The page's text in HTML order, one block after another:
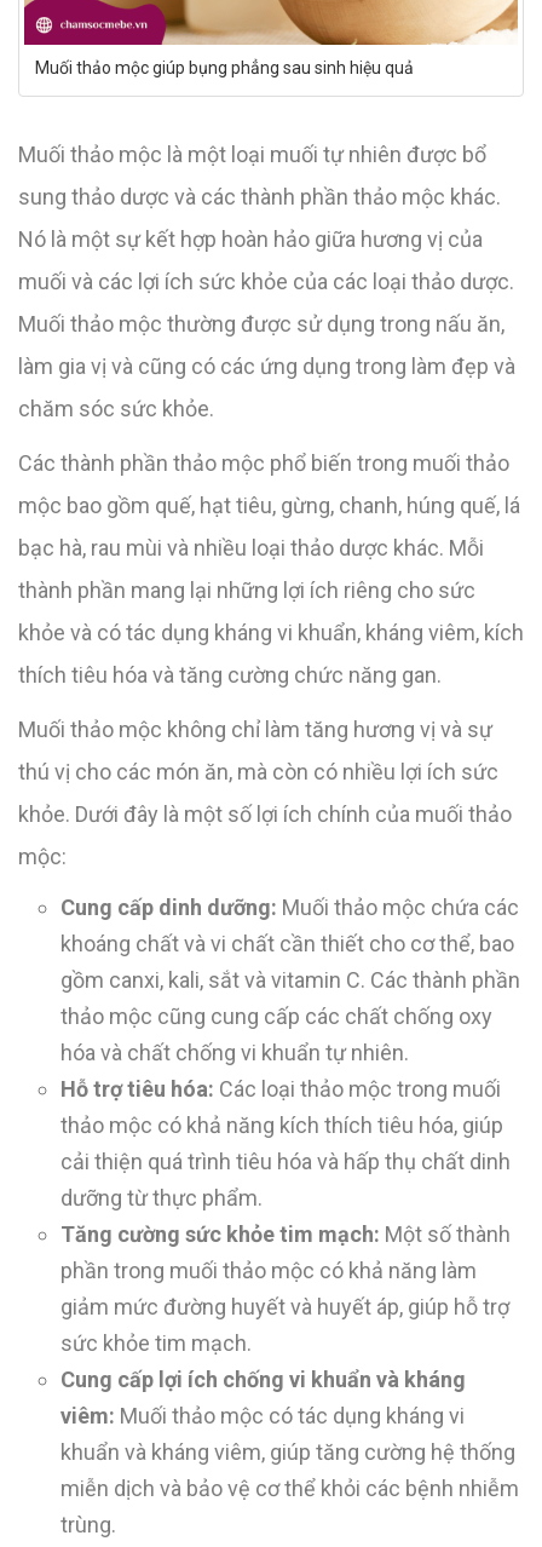
Muối thảo mộc giúp bụng phẳng sau sinh hiệu quả
Muối thảo mộc là một loại muối tự nhiên được bổ
sung thảo dược và các thành phần thảo mộc khác.
Nó là một sự kết hợp hoàn hảo giữa hương vị của
muối và các lợi ích sức khỏe của các loại thảo dược.
Muối thảo mộc thường được sử dụng trong nấu ăn,
làm gia vị và cũng có các ứng dụng trong làm đẹp và
chăm sóc sức khỏe.
Các thành phần thảo mộc phổ biến trong muối thảo
mộc bao gồm quế, hạt tiêu, gừng, chanh, húng quế, lá
bạc hà, rau mùi và nhiều loại thảo dược khác. Mỗi
thành phần mang lại những lợi ích riêng cho sức
khỏe và có tác dụng kháng vi khuẩn, kháng viêm, kích
thích tiêu hóa và tăng cường chức năng gan.
Muối thảo mộc không chỉ làm tăng hương vị và sự
thú vị cho các món ăn, mà còn có nhiều lợi ích sức
khỏe. Dưới đây là một số lợi ích chính của muối thảo
mộc:
Cung cấp dinh dưỡng: Muối thảo mộc chứa các
khoáng chất và vi chất cần thiết cho cơ thể, bao
gồm canxi, kali, sắt và vitamin C. Các thành phần
thảo mộc cũng cung cấp các chất chống oxy
hóa và chất chống vi khuẩn tự nhiên.
Hỗ trợ tiêu hóa: Các loại thảo mộc trong muối
thảo mộc có khả năng kích thích tiêu hóa, giúp
cải thiện quá trình tiêu hóa và hấp thụ chất dinh
dưỡng từ thực phẩm.
Tăng cường sức khỏe tim mạch: Một số thành
phần trong muối thảo mộc có khả năng làm
giảm mức đường huyết và huyết áp, giúp hỗ trợ
sức khỏe tim mạch.
Cung cấp lợi ích chống vi khuẩn và kháng
viêm: Muối thảo mộc có tác dụng kháng vi
khuẩn và kháng viêm, giúp tăng cường hệ thống
miễn dịch và bảo vệ cơ thể khỏi các bệnh nhiễm
trùng.